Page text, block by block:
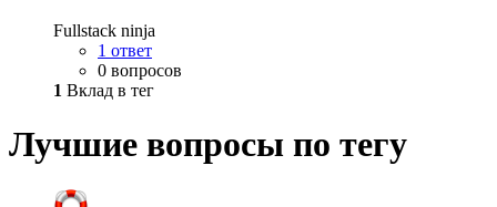
Fullstack ninja
1 ответ
0 вопросов
1 Вклад в тег
Лучшие вопросы по тегу